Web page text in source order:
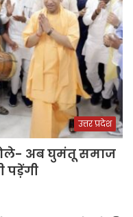
उत्तर प्रदेश
अब घुमंतू समाज
पड़ेंगी